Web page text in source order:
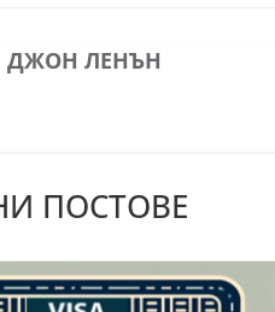
ДЖОН ЛЕНЪН
ПОСТОВЕ